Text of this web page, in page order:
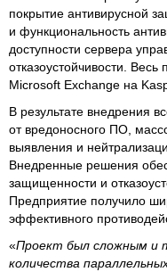
покрытие антивирусной
и функциональность
доступности сервера
отказоустойчивости.
Microsoft Exchange на
В результате внедрения
от вредоносного ПО,
выявления и
Внедренные решения
защищенности и
Предприятие получило
эффективного
«Проект был сложным и
количества